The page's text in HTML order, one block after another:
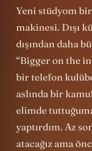
Yeni stüdyom
makinesi. Dışı
dışından daha
“Bigger on the
bir telefon
aslında bir
elimde
yaptırdım. Az
atacağız ama